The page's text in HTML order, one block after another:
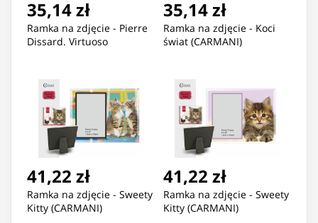
35,14 zł
Ramka na zdjęcie - Pierre
Dissard. Virtuoso
35,14 zł
Ramka na zdjęcie - Koci
świat (CARMANI)
41,22 zł
Ramka na zdjęcie - Sweety
Kitty (CARMANI)
41,22 zł
Ramka na zdjęcie - Sweety
Kitty (CARMANI)